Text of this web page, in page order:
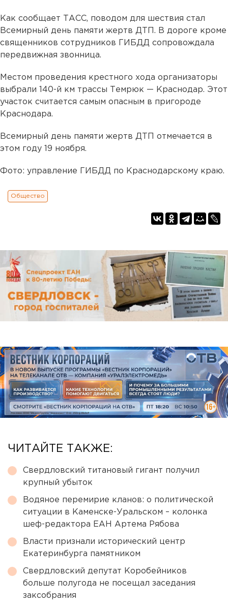
Как сообщает ТАСС, поводом для шествия стал
Всемирный день памяти жертв ДТП. В дороге кроме
священников сотрудников ГИБДД сопровождала
передвижная звонница.
Местом проведения крестного хода организаторы
выбрали 140-й км трассы Темрюк — Краснодар. Этот
участок считается самым опасным в пригороде
Краснодара.
Всемирный день памяти жертв ДТП отмечается в
этом году 19 ноября.
Фото: управление ГИБДД по Краснодарскому краю.
Общество
ЧИТАЙТЕ ТАКЖЕ:
Свердловский титановый гигант получил
крупный убыток
Водяное перемирие кланов: о политической
ситуации в Каменске-Уральском – колонка
шеф-редактора ЕАН Артема Рябова
Власти признали исторический центр
Екатеринбурга памятником
Свердловский депутат Коробейников
больше полугода не посещал заседания
заксобрания